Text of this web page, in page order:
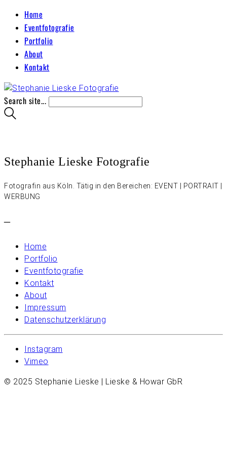
Home
Eventfotografie
Portfolio
About
Kontakt
Search site...
Stephanie Lieske Fotografie
Fotografin aus Köln. Tätig in den Bereichen: EVENT | PORTRAIT |
WERBUNG
–
Home
Portfolio
Eventfotografie
Kontakt
About
Impressum
Datenschutzerklärung
Instagram
Vimeo
© 2025 Stephanie Lieske | Lieske & Howar GbR